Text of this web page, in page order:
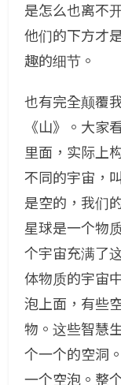
是怎么也离不
他们的下方才
趣的细节。
也有完全颠覆
《山》。大家
里面，实际上
不同的宇宙，
是空的，我们
星球是一个物
个宇宙充满了
体物质的宇宙
泡上面，有些
物。这些智慧
个一个的空洞
一个空泡。整